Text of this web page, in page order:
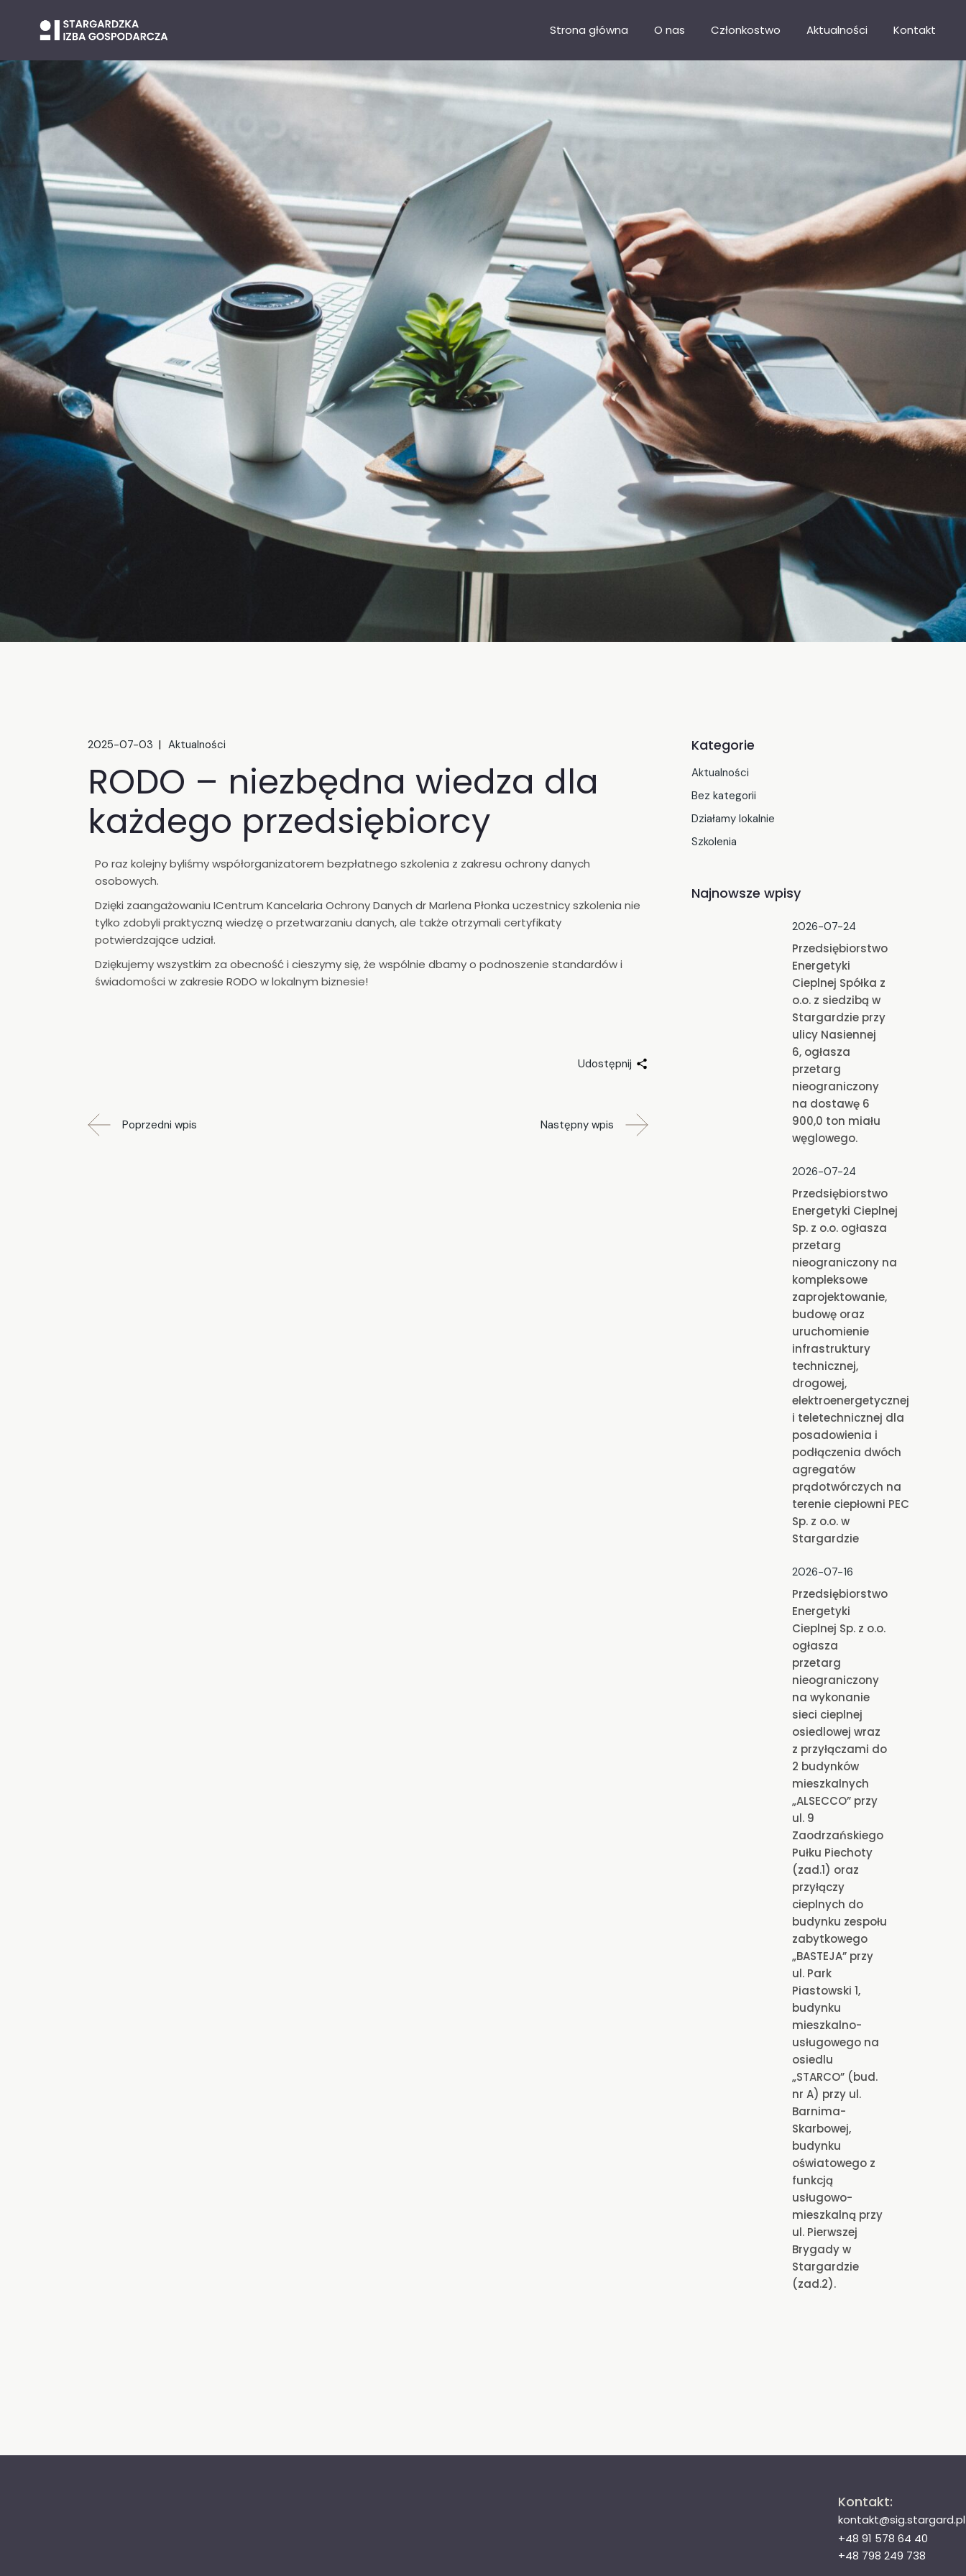
Strona główna O nas
Władze
Członkostwo
Dołącz do SIG
Aktualności Kontakt
2025-07-03 Aktualności
RODO – niezbędna wiedza dla
każdego przedsiębiorcy
Po raz kolejny byliśmy współorganizatorem bezpłatnego szkolenia z zakresu ochrony danych
osobowych.
Dzięki zaangażowaniu ICentrum Kancelaria Ochrony Danych dr Marlena Płonka uczestnicy szkolenia nie
tylko zdobyli praktyczną wiedzę o przetwarzaniu danych, ale także otrzymali certyfikaty
potwierdzające udział.
Dziękujemy wszystkim za obecność i cieszymy się, że wspólnie dbamy o podnoszenie standardów i
świadomości w zakresie RODO w lokalnym biznesie!
Udostępnij
Poprzedni wpis Następny wpis
Kategorie
Aktualności
Bez kategorii
Działamy lokalnie
Szkolenia
Najnowsze wpisy
2026-07-24
Przedsiębiorstwo
Energetyki
Cieplnej Spółka z
o.o. z siedzibą w
Stargardzie przy
ulicy Nasiennej
6, ogłasza
przetarg
nieograniczony
na dostawę 6
900,0 ton miału
węglowego.
2026-07-24
Przedsiębiorstwo
Energetyki Cieplnej
Sp. z o.o. ogłasza
przetarg
nieograniczony na
kompleksowe
zaprojektowanie,
budowę oraz
uruchomienie
infrastruktury
technicznej,
drogowej,
elektroenergetycznej
i teletechnicznej dla
posadowienia i
podłączenia dwóch
agregatów
prądotwórczych na
terenie ciepłowni PEC
Sp. z o.o. w
Stargardzie
2026-07-16
Przedsiębiorstwo
Energetyki
Cieplnej Sp. z o.o.
ogłasza
przetarg
nieograniczony
na wykonanie
sieci cieplnej
osiedlowej wraz
z przyłączami do
2 budynków
mieszkalnych
„ALSECCO” przy
ul. 9
Zaodrzańskiego
Pułku Piechoty
(zad.1) oraz
przyłączy
cieplnych do
budynku zespołu
zabytkowego
„BASTEJA” przy
ul. Park
Piastowski 1,
budynku
mieszkalno-
usługowego na
osiedlu
„STARCO” (bud.
nr A) przy ul.
Barnima-
Skarbowej,
budynku
oświatowego z
funkcją
usługowo-
mieszkalną przy
ul. Pierwszej
Brygady w
Stargardzie
(zad.2).
Kontakt:
kontakt@sig.stargard.pl
+48 91 578 64 40
+48 798 249 738